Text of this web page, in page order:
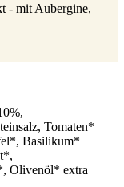
- mit Aubergine,
Tomaten*
Basilikum*
Olivenöl* extra